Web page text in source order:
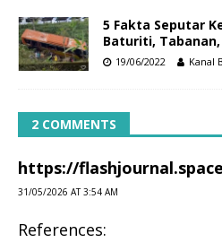
5 Fakta Seputar
Baturiti, Tabanan,
19/06/2022 Kanal
2 COMMENTS
https://flashjournal.space
31/05/2026 AT 3:54 AM
References: